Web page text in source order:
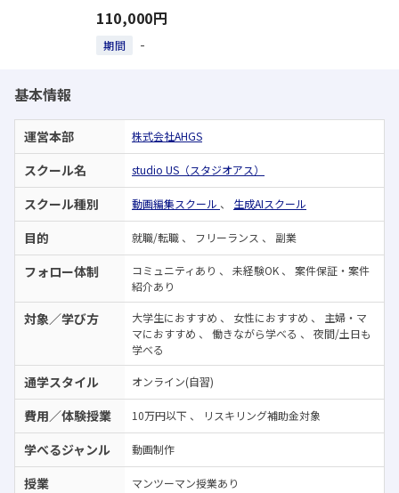
110,000円
期間 -
基本情報
運営本部 株式会社AHGS
スクール名 studio US（スタジオアス）
スクール種別 動画編集スクール 、 生成AIスクール
目的 就職/転職 、 フリーランス 、 副業
フォロー体制 コミュニティあり 、 未経験OK 、 案件保証・案件
紹介あり
対象／学び方 大学生におすすめ 、 女性におすすめ 、 主婦・マ
マにおすすめ 、 働きながら学べる 、 夜間/土日も
学べる
通学スタイル オンライン(自習)
費用／体験授業 10万円以下 、 リスキリング補助金対象
学べるジャンル 動画制作
授業 マンツーマン授業あり